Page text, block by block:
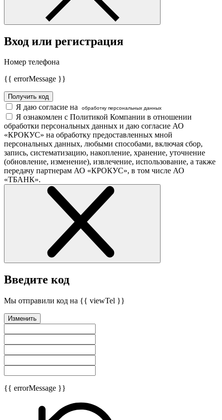
Вход или регистрация
Номер телефона
{{ errorMessage }}
Получить код
Я даю согласие на обработку персональных данных
Я ознакомлен с Политикой Компании в отношении
обработки персональных данных и даю согласие АО
«КРОКУС» на обработку предоставленных мной
персональных данных, любыми способами, включая сбор,
запись, систематизацию, накопление, хранение, уточнение
(обновление, изменение), извлечение, использование, а также
передачу партнерам АО «КРОКУС», в том числе АО
«ТБАНК».
Введите код
Мы отправили код на {{ viewTel }}
Изменить
{{ errorMessage }}